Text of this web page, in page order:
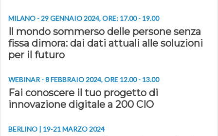
MILANO - 29 GENNAIO 2024, ORE: 17.00 - 19.00
Il mondo sommerso delle persone senza
fissa dimora: dai dati attuali alle soluzioni
per il futuro
WEBINAR - 8 FEBBRAIO 2024, ORE 12.00 - 13.00
Fai conoscere il tuo progetto di
innovazione digitale a 200 CIO
BERLINO | 19-21 MARZO 2024